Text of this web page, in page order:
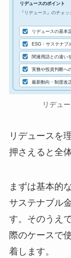
リデュースのポイント
『リデュース』のチェッ
リデュースの基本
ESG・サステナブ
関連用語との違い
実務や投資判断へ
最新動向・制度改
リデュ
リデュースを
押さえると全
まずは基本的
サステナブル
す。そのうえ
際のケースで
着します。